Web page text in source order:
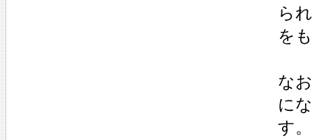
ら
を
な
に
す